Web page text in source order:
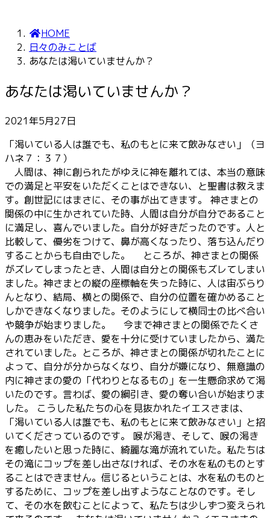
HOME
日々のみことば
あなたは渇いていませんか？
あなたは渇いていませんか？
2021年5月27日
「渇いている人は誰でも、私のもとに来て飲みなさい」（ヨ
ハネ７：３７）
人間は、神に創られたがゆえに神を離れては、本当の意味
での満足と平安をいただくことはできない、と聖書は教えま
す。創世記にはまさに、その事が出てきます。 神さまとの
関係の中に生かされていた時、人間は自分が自分であること
に満足し、喜んでいました。自分が好きだったのです。人と
比較して、優劣をつけて、鼻が高くなったり、落ち込んだり
することからも自由でした。 ところが、神さまとの関係
がズレてしまったとき、人間は自分との関係もズレてしまい
ました。神さまとの縦の座標軸を失った時に、人は宙ぶらり
んとなり、結局、横との関係で、自分の位置を確かめること
しかできなくなりました。そのようにして横同士の比べ合い
や競争が始まりました。 今まで神さまとの関係でたくさ
んの恵みをいただき、愛を十分に受けていましたから、満た
されていました。ところが、神さまとの関係が切れたことに
よって、自分が分からなくなり、自分が嫌になり、無意識の
内に神さまの愛の「代わりとなるもの」を一生懸命求めて渇
いたのです。言わば、愛の綱引き、愛の奪い合いが始まりま
した。 こうした私たちの心を見抜かれたイエスさまは、
「渇いている人は誰でも、私のもとに来て飲みなさい」と招
いてくださっているのです。 喉が渇き、そして、喉の渇き
を癒したいと思った時に、綺麗な滝が流れていた。私たちは
その滝にコップを差し出さなければ、その水を私のものとす
ることはできません。信じるということは、水を私のものと
するために、コップを差し出すようなことなのです。そし
て、その水を飲むことによって、私たちは少しずつ変えられ